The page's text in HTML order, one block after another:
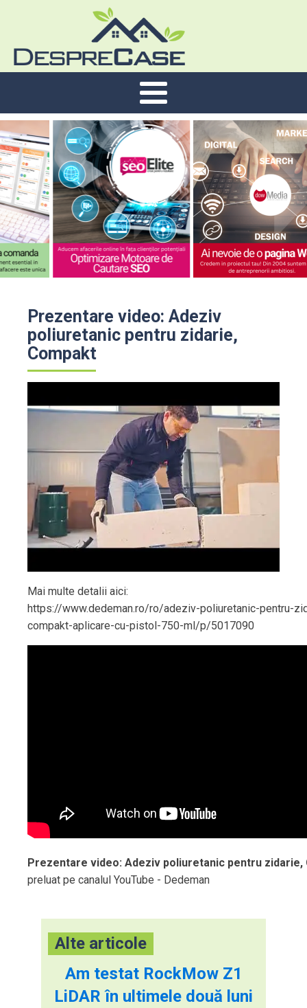
Prezentare video: Adeziv
poliuretanic pentru zidarie,
Compakt
Mai multe detalii aici:
https://www.dedeman.ro/ro/adeziv-poliuretanic-pentru-
compakt-aplicare-cu-pistol-750-ml/p/5017090
Prezentare video: Adeziv poliuretanic pentru
preluat pe canalul YouTube - Dedeman
Alte articole
Am testat RockMow Z1
LiDAR în ultimele două luni